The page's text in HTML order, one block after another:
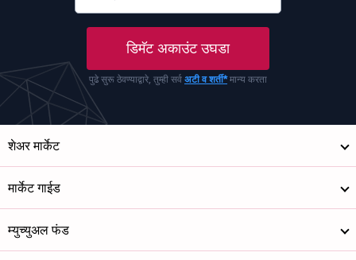
डिमॅट अकाउंट उघडा
पुढे सुरू ठेवण्याद्वारे, तुम्ही सर्व अटी व शर्ती*मान्य करता
शेअर मार्केट
मार्केट गाईड
म्युच्युअल फंड